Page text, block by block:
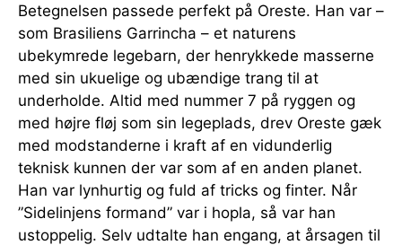
Betegnelsen passede perfekt på Oreste. Han var –
som Brasiliens Garrincha – et naturens
ubekymrede legebarn, der henrykkede masserne
med sin ukuelige og ubændige trang til at
underholde. Altid med nummer 7 på ryggen og
med højre fløj som sin legeplads, drev Oreste gæk
med modstanderne i kraft af en vidunderlig
teknisk kunnen der var som af en anden planet.
Han var lynhurtig og fuld af tricks og finter. Når
”Sidelinjens formand” var i hopla, så var han
ustoppelig. Selv udtalte han engang, at årsagen til